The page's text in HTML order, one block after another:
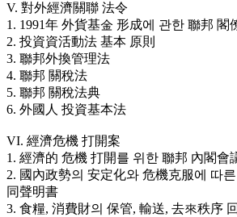
V. 對外經濟關聯 法令
1. 1991年 外貨基金 形成에 관한 聯邦 閣
2. 投資資活動法 基本 原則
3. 聯邦外換管理法
4. 聯邦 關稅法
5. 聯邦 關稅法典
6. 外國人 投資基本法
VI. 經濟危機 打開案
1. 經濟的 危機 打開를 위한 聯邦 內閣會
2. 國內政勢의 安定化와 危機克服에 따
同聲明書
3. 食糧, 消費財의 保管, 輸送, 去來秩序